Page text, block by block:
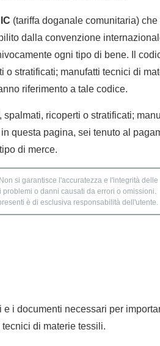
(tariffa doganale comunitaria) che
dalla convenzione
ogni tipo di bene. Il
o stratificati; manufatti tecnici di
riferimento a tale codice.
ricoperti o stratificati;
questa pagina, sei tenuto al
di merce.
si garantisce l'accuratezza e l'integrità delle
o danni causati da errori o omissioni.
è di esclusiva responsabilità dell'utente.
i documenti necessari per
di materie tessili.